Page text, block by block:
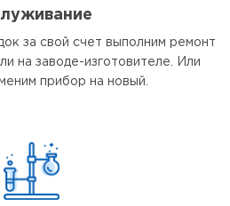
за свой счет выполним ремонт
на заводе-изготовителе. Или
прибор на новый.